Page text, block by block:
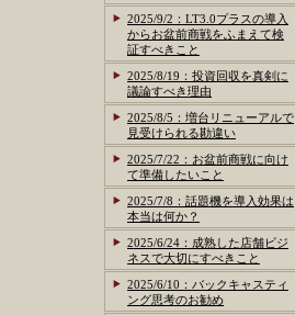
2025/9/2：LT3.0プラスの導入
からお盆前商戦をふまえて検
証すべきこと
2025/8/19：投資回収を真剣に
議論すべき理由
2025/8/5：増台リニューアルで
見受けられる勘違い
2025/7/22：お盆前商戦に向け
て準備したいこと
2025/7/8：話題機を導入効果は
本当は何か？
2025/6/24：成熟した店舗ビジ
ネスで大切にすべきこと
2025/6/10：バックキャスティ
ング思考のお勧め